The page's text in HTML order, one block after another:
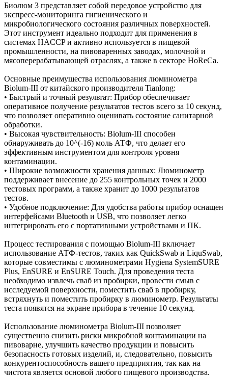
Биолюм 3 представляет собой передовое устройство для
экспресс-мониторинга гигиенического и
микробиологического состояния различных поверхностей.
Этот инструмент идеально подходит для применения в
системах HACCP и активно используется в пищевой
промышленности, на пивоваренных заводах, молочной и
мясоперерабатывающей отраслях, а также в секторе HoReCa.
Основные преимущества использования люминометра
Biolum-III от китайского производителя Tianlong:
• Быстрый и точный результат: Прибор обеспечивает
оперативное получение результатов тестов всего за 10 секунд,
что позволяет оперативно оценивать состояние санитарной
обработки.
• Высокая чувствительность: Biolum-III способен
обнаруживать до 10^(-16) моль АТФ, что делает его
эффективным инструментом для контроля уровня
контаминации.
• Широкие возможности хранения данных: Люминометр
поддерживает внесение до 255 контрольных точек и 2000
тестовых программ, а также хранит до 1000 результатов
тестов.
• Удобное подключение: Для удобства работы прибор оснащен
интерфейсами Bluetooth и USB, что позволяет легко
интегрировать его с портативными устройствами и ПК.
Процесс тестирования с помощью Biolum-III включает
использование АТФ-тестов, таких как QuickSwab и LiquSwab,
которые совместимы с люминометрами Hygiena SystemSURE
Plus, EnSURE и EnSURE Touch. Для проведения теста
необходимо извлечь сваб из пробирки, провести смыв с
исследуемой поверхности, поместить сваб в пробирку,
встряхнуть и поместить пробирку в люминометр. Результаты
теста появятся на экране прибора в течение 10 секунд.
Использование люминометра Biolum-III позволяет
существенно снизить риски микробной контаминации на
пивоварне, улучшить качество продукции и повысить
безопасность готовых изделий, и, следовательно, повысить
конкурентоспособность вашего предприятия, так как на
чистота является основой любого пищевого производства.